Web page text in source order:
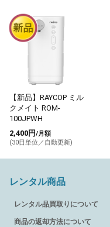
【新品】RAYCOP ミル
クメイト ROM-
100JPWH
2,400円/月額
(30日単位／自動更新)
レンタル商品
レンタル品買取りについて
商品の返却方法について